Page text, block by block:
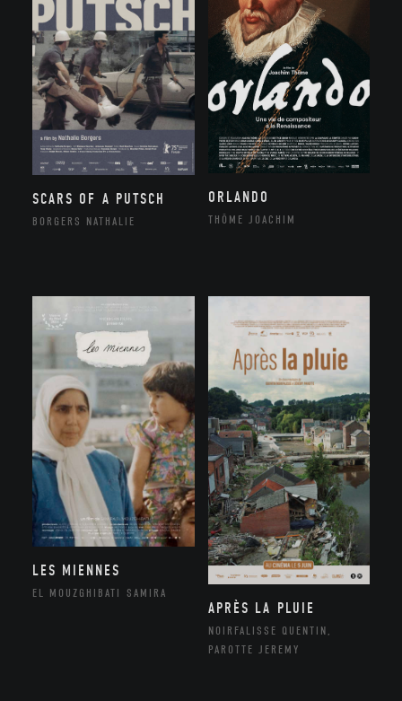
SCARS OF A PUTSCH
BORGERS NATHALIE
ORLANDO
THÔME JOACHIM
LES MIENNES
EL MOUZGHIBATI SAMIRA
APRÈS LA PLUIE
NOIRFALISSE QUENTIN,
PAROTTE JEREMY